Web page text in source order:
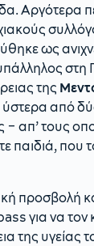
Αργότερα
ως
στη
της
ύστερα από
απ’ τους
παιδιά, που
προσβολή
για να
της υγείας